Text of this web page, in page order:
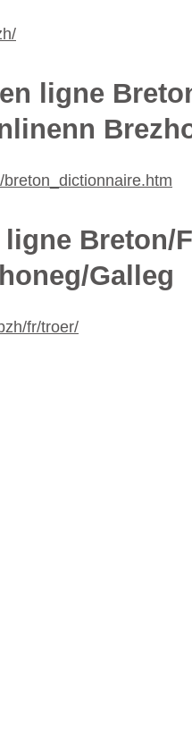
ligne
Breton/
Galleg
fr/troer/